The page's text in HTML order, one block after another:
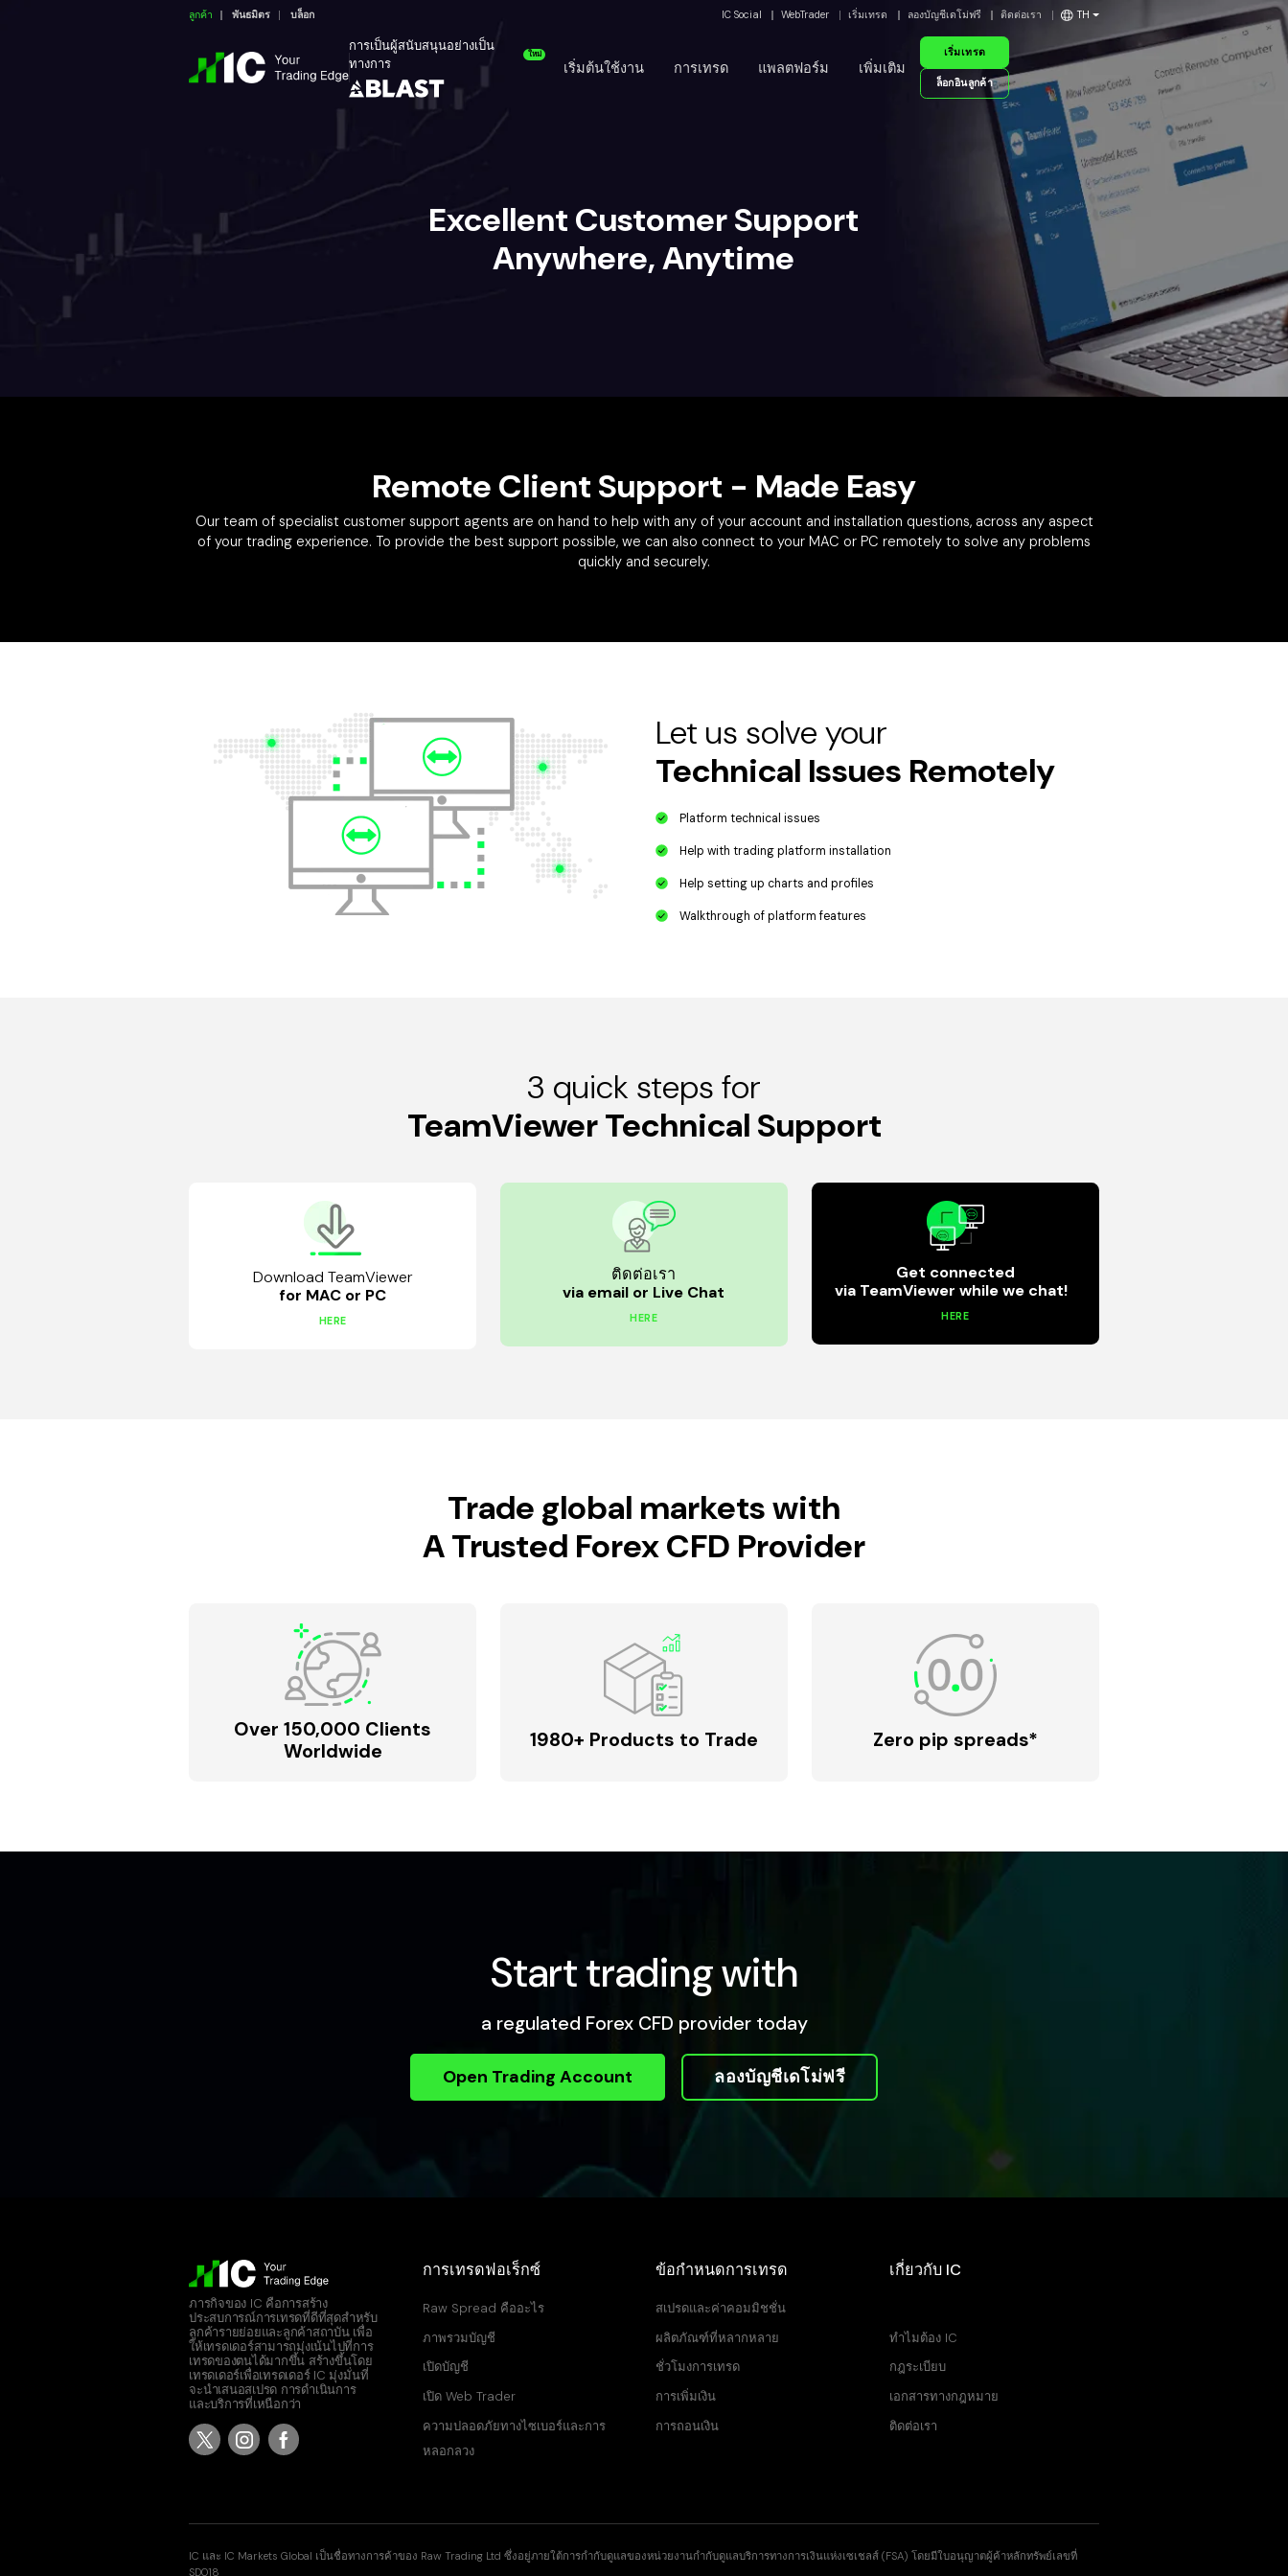
ลูกค้า พันธมิตร บล็อก IC Social WebTrader เริ่มเทรด ลองบัญชีเดโม่ฟรี ติดต่อเรา TH
การเป็นผู้สนับสนุนอย่างเป็น
ทางการ
ใหม่
เริ่มต้นใช้งาน การเทรด แพลตฟอร์ม เพิ่มเติม
เริ่มเทรด
ล็อกอินลูกค้า
Excellent Customer Support
Anywhere, Anytime
Remote Client Support - Made Easy
Our team of specialist customer support agents are on hand to help with any of your account and installation questions, across any aspect
of your trading experience. To provide the best support possible, we can also connect to your MAC or PC remotely to solve any problems
quickly and securely.
Let us solve your
Technical Issues Remotely
Platform technical issues
Help with trading platform installation
Help setting up charts and profiles
Walkthrough of platform features
3 quick steps for
TeamViewer Technical Support
Download TeamViewer
for MAC or PC
HERE
ติดต่อเรา
via email or Live Chat
HERE
Get connected
via TeamViewer while we chat!
HERE
Trade global markets with
A Trusted Forex CFD Provider
Over 150,000 Clients
Worldwide
1980+ Products to Trade Zero pip spreads*
Start trading with
a regulated Forex CFD provider today
Open Trading Account ลองบัญชีเดโม่ฟรี
ภารกิจของ IC คือการสร้าง
ประสบการณ์การเทรดที่ดีที่สุดสำหรับ
ลูกค้ารายย่อยและลูกค้าสถาบัน เพื่อ
ให้เทรดเดอร์สามารถมุ่งเน้นไปที่การ
เทรดของตนได้มากขึ้น สร้างขึ้นโดย
เทรดเดอร์เพื่อเทรดเดอร์ IC มุ่งมั่นที่
จะนำเสนอสเปรด การดำเนินการ
และบริการที่เหนือกว่า
การเทรดฟอเร็กซ์
Raw Spread คืออะไร
ภาพรวมบัญชี
เปิดบัญชี
เปิด Web Trader
ความปลอดภัยทางไซเบอร์และการ
หลอกลวง
ข้อกำหนดการเทรด
สเปรดและค่าคอมมิชชั่น
ผลิตภัณฑ์ที่หลากหลาย
ชั่วโมงการเทรด
การเพิ่มเงิน
การถอนเงิน
เกี่ยวกับ IC
ทำไมต้อง IC
กฎระเบียบ
เอกสารทางกฎหมาย
ติดต่อเรา
IC และ IC Markets Global เป็นชื่อทางการค้าของ Raw Trading Ltd ซึ่งอยู่ภายใต้การกำกับดูแลของหน่วยงานกำกับดูแลบริการทางการเงินแห่งเซเชลส์ (FSA) โดยมีใบอนุญาตผู้ค้าหลักทรัพย์เลขที่
SD018